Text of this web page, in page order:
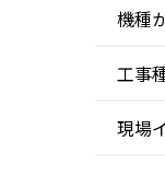
機種
工事
現場